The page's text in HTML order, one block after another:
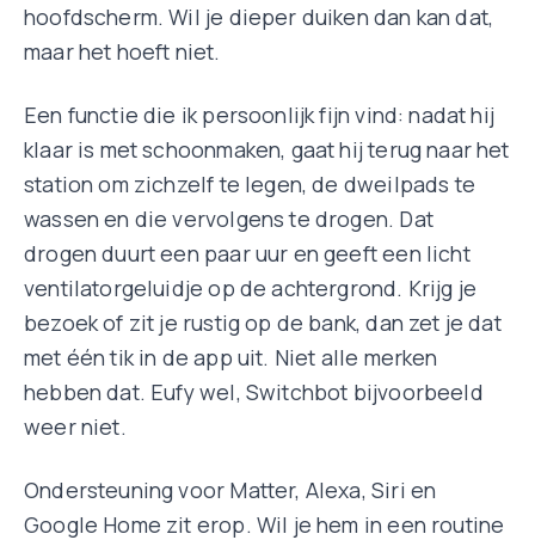
hoofdscherm. Wil je dieper duiken dan kan dat,
maar het hoeft niet.
Een functie die ik persoonlijk fijn vind: nadat hij
klaar is met schoonmaken, gaat hij terug naar het
station om zichzelf te legen, de dweilpads te
wassen en die vervolgens te drogen. Dat
drogen duurt een paar uur en geeft een licht
ventilatorgeluidje op de achtergrond. Krijg je
bezoek of zit je rustig op de bank, dan zet je dat
met één tik in de app uit. Niet alle merken
hebben dat. Eufy wel, Switchbot bijvoorbeeld
weer niet.
Ondersteuning voor Matter, Alexa, Siri en
Google Home zit erop. Wil je hem in een routine